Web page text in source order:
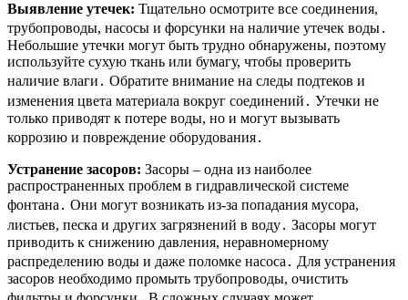
Выявление утечек: Тщательно осмотрите все соединения,
трубопроводы, насосы и форсунки на наличие утечек воды․
Небольшие утечки могут быть трудно обнаружены, поэтому
используйте сухую ткань или бумагу, чтобы проверить
наличие влаги․ Обратите внимание на следы подтеков и
изменения цвета материала вокруг соединений․ Утечки не
только приводят к потере воды, но и могут вызывать
коррозию и повреждение оборудования․
Устранение засоров: Засоры – одна из наиболее
распространенных проблем в гидравлической системе
фонтана․ Они могут возникать из-за попадания мусора,
листьев, песка и других загрязнений в воду․ Засоры могут
приводить к снижению давления, неравномерному
распределению воды и даже поломке насоса․ Для устранения
засоров необходимо промыть трубопроводы, очистить